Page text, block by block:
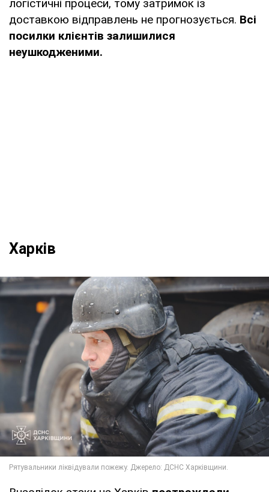
логістичні процеси, тому затримок із
доставкою відправлень не прогнозується. Всі
посилки клієнтів залишилися
неушкодженими.
Харків